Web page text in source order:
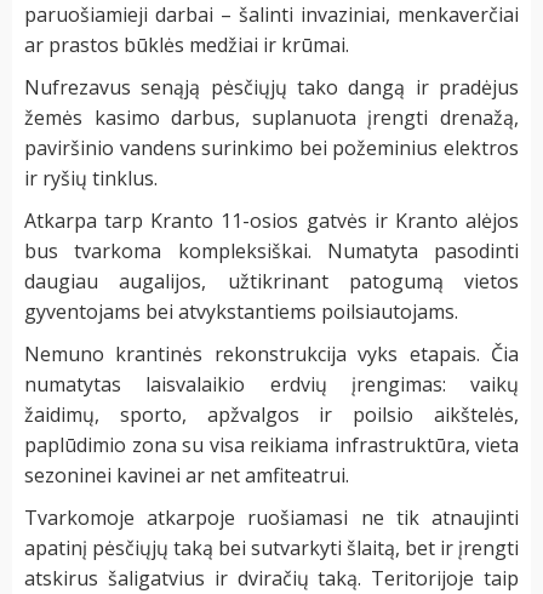
paruošiamieji darbai – šalinti invaziniai, menkaverčiai
ar prastos būklės medžiai ir krūmai.
Nufrezavus senąją pėsčiųjų tako dangą ir pradėjus
žemės kasimo darbus, suplanuota įrengti drenažą,
paviršinio vandens surinkimo bei požeminius elektros
ir ryšių tinklus.
Atkarpa tarp Kranto 11-osios gatvės ir Kranto alėjos
bus tvarkoma kompleksiškai. Numatyta pasodinti
daugiau augalijos, užtikrinant patogumą vietos
gyventojams bei atvykstantiems poilsiautojams.
Nemuno krantinės rekonstrukcija vyks etapais. Čia
numatytas laisvalaikio erdvių įrengimas: vaikų
žaidimų, sporto, apžvalgos ir poilsio aikštelės,
paplūdimio zona su visa reikiama infrastruktūra, vieta
sezoninei kavinei ar net amfiteatrui.
Tvarkomoje atkarpoje ruošiamasi ne tik atnaujinti
apatinį pėsčiųjų taką bei sutvarkyti šlaitą, bet ir įrengti
atskirus šaligatvius ir dviračių taką. Teritorijoje taip